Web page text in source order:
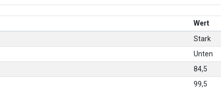
Wert
Stark
Unten
84,5
99,5